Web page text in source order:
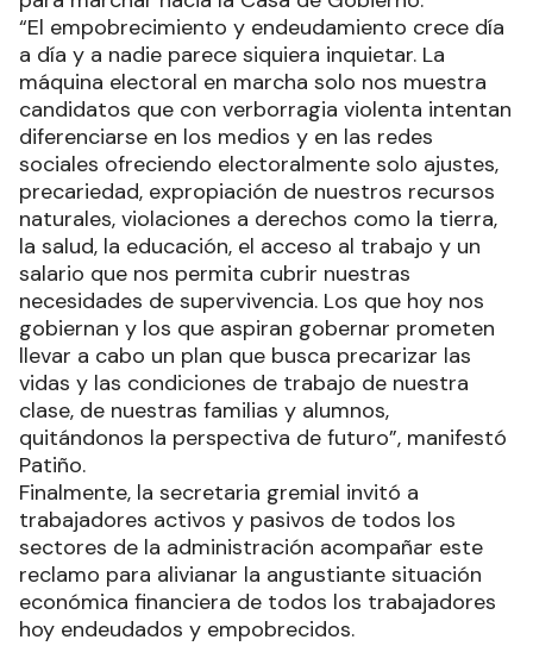
“El empobrecimiento y endeudamiento crece día
a día y a nadie parece siquiera inquietar. La
máquina electoral en marcha solo nos muestra
candidatos que con verborragia violenta intentan
diferenciarse en los medios y en las redes
sociales ofreciendo electoralmente solo ajustes,
precariedad, expropiación de nuestros recursos
naturales, violaciones a derechos como la tierra,
la salud, la educación, el acceso al trabajo y un
salario que nos permita cubrir nuestras
necesidades de supervivencia. Los que hoy nos
gobiernan y los que aspiran gobernar prometen
llevar a cabo un plan que busca precarizar las
vidas y las condiciones de trabajo de nuestra
clase, de nuestras familias y alumnos,
quitándonos la perspectiva de futuro”, manifestó
Patiño.
Finalmente, la secretaria gremial invitó a
trabajadores activos y pasivos de todos los
sectores de la administración acompañar este
reclamo para alivianar la angustiante situación
económica financiera de todos los trabajadores
hoy endeudados y empobrecidos.